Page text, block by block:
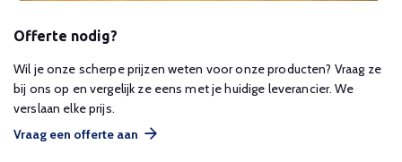
Offerte nodig?
Wil je onze scherpe prijzen weten voor onze producten? Vraag ze
bij ons op en vergelijk ze eens met je huidige leverancier. We
verslaan elke prijs.
Vraag een offerte aan